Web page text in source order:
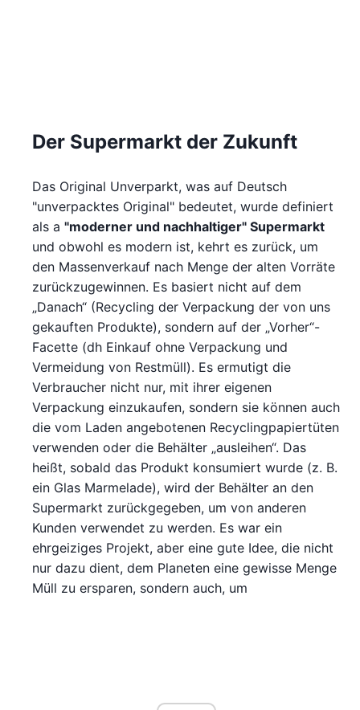
Der Supermarkt der Zukunft
Das Original Unverparkt, was auf Deutsch
"unverpacktes Original" bedeutet, wurde definiert
als a "moderner und nachhaltiger" Supermarkt
und obwohl es modern ist, kehrt es zurück, um
den Massenverkauf nach Menge der alten Vorräte
zurückzugewinnen. Es basiert nicht auf dem
„Danach“ (Recycling der Verpackung der von uns
gekauften Produkte), sondern auf der „Vorher“-
Facette (dh Einkauf ohne Verpackung und
Vermeidung von Restmüll). Es ermutigt die
Verbraucher nicht nur, mit ihrer eigenen
Verpackung einzukaufen, sondern sie können auch
die vom Laden angebotenen Recyclingpapiertüten
verwenden oder die Behälter „ausleihen“. Das
heißt, sobald das Produkt konsumiert wurde (z. B.
ein Glas Marmelade), wird der Behälter an den
Supermarkt zurückgegeben, um von anderen
Kunden verwendet zu werden. Es war ein
ehrgeiziges Projekt, aber eine gute Idee, die nicht
nur dazu dient, dem Planeten eine gewisse Menge
Müll zu ersparen, sondern auch, um